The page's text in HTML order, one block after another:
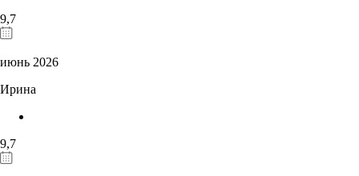
9,7
июнь 2026
Ирина
9,7